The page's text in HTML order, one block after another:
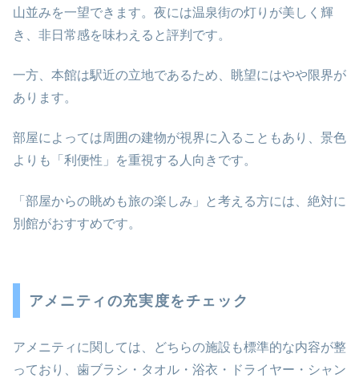
山並みを一望できます。夜には温泉街の灯りが美しく輝
き、非日常感を味わえると評判です。
一方、本館は駅近の立地であるため、眺望にはやや限界が
あります。
部屋によっては周囲の建物が視界に入ることもあり、景色
よりも「利便性」を重視する人向きです。
「部屋からの眺めも旅の楽しみ」と考える方には、絶対に
別館がおすすめです。
アメニティの充実度をチェック
アメニティに関しては、どちらの施設も標準的な内容が整
っており、歯ブラシ・タオル・浴衣・ドライヤー・シャン